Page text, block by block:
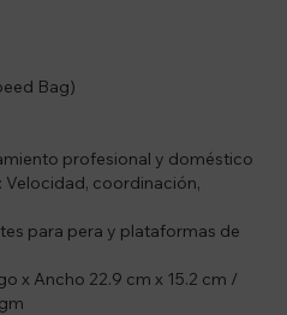
Bag)
profesional y doméstico
Velocidad, coordinación,
para pera y plataformas de
x Ancho 22.9 cm x 15.2 cm /